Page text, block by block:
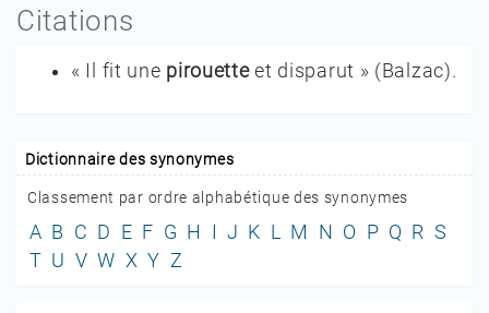
Citations
« Il fit une pirouetteet disparut » (Balzac).
Dictionnaire des synonymes
Classement par ordre alphabétique des synonymes
A B C D E F G H I J K L M N O P Q R S
T U V W X Y Z